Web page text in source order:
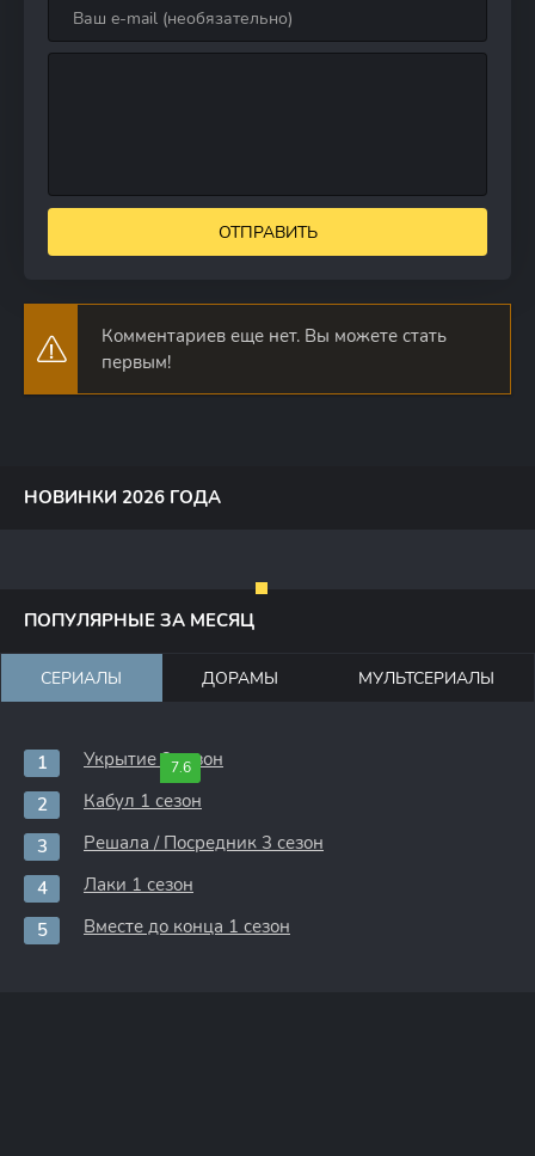
ОТПРАВИТЬ
Комментариев еще нет. Вы можете стать
первым!
НОВИНКИ 2026 ГОДА
ПОПУЛЯРНЫЕ ЗА МЕСЯЦ
СЕРИАЛЫ ДОРАМЫ МУЛЬТСЕРИАЛЫ
7.6
Укрытие 3 сезон
Кабул 1 сезон
Решала / Посредник 3 сезон
Лаки 1 сезон
Вместе до конца 1 сезон